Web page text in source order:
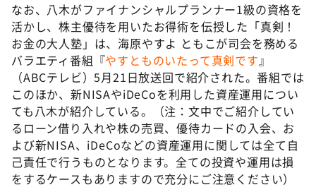
なお、八木がファイナンシャルプランナー1級の資格を
活かし、株主優待を用いたお得術を伝授した「真剣！
お金の大人塾」は、海原やすよ ともこが司会を務める
バラエティ番組『やすとものいたって真剣です』
（ABCテレビ）5月21日放送回で紹介された。番組では
このほか、新NISAやiDeCoを利用した資産運用につい
ても八木が紹介している。（注：文中でご紹介してい
るローン借り入れや株の売買、優待カードの入会、お
よび新NISA、iDeCoなどの資産運用に関しては全て自
己責任で行うものとなります。全ての投資や運用は損
をするケースもありますので充分にご注意ください）